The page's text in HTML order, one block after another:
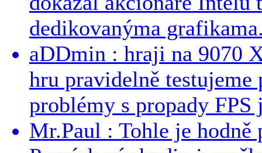
dedikovanýma
aDDmin : hraji na 9070
hru pravidelně testujeme
problémy s propady FPS
Mr.Paul : Tohle je hodně